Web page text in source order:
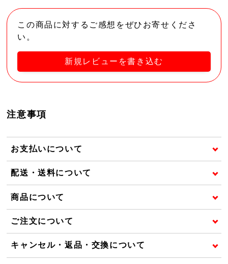
この商品に対するご感想をぜひお寄せくださ
い。
新規レビューを書き込む
注意事項
お支払いについて
配送・送料について
商品について
ご注文について
キャンセル・返品・交換について